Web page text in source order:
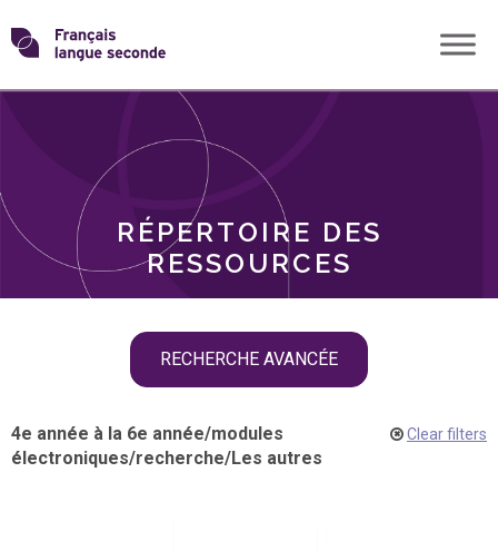
Skip
toTransformons
langue
RÉPERTOIRE DES
RESSOURCES
RECHERCHE AVANCÉE
THÈMES
4e année à la 6e année/modules
électroniques/recherche/Les autres
Clear filters